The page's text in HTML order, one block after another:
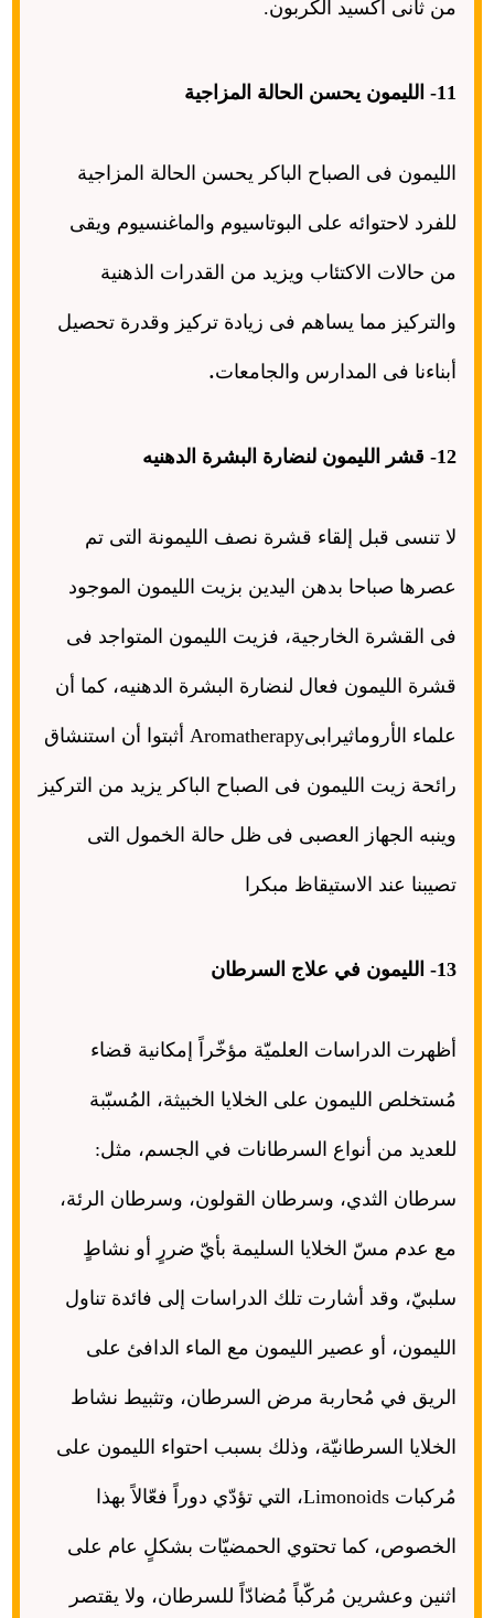
من ثانى أكسيد الكربون.
11- الليمون يحسن الحالة المزاجية
الليمون فى الصباح الباكر يحسن الحالة المزاجية
للفرد لاحتوائه على البوتاسيوم والماغنسيوم ويقى
من حالات الاكتئاب ويزيد من القدرات الذهنية
والتركيز مما يساهم فى زيادة تركيز وقدرة تحصيل
أبناءنا فى المدارس والجامعات.
12- قشر الليمون لنضارة البشرة الدهنيه
لا تنسى قبل إلقاء قشرة نصف الليمونة التى تم
عصرها صباحا بدهن اليدين بزيت الليمون الموجود
فى القشرة الخارجية، فزيت الليمون المتواجد فى
قشرة الليمون فعال لنضارة البشرة الدهنيه، كما أن
علماء الأروماثيرابىAromatherapy أثبتوا أن استنشاق
رائحة زيت الليمون فى الصباح الباكر يزيد من التركيز
وينبه الجهاز العصبى فى ظل حالة الخمول التى
تصيبنا عند الاستيقاظ مبكرا
13- الليمون في علاج السرطان
أظهرت الدراسات العلميّة مؤخّراً إمكانية قضاء
مُستخلص الليمون على الخلايا الخبيثة، المُسبّبة
للعديد من أنواع السرطانات في الجسم، مثل:
سرطان الثدي، وسرطان القولون، وسرطان الرئة،
مع عدم مسّ الخلايا السليمة بأيّ ضررٍ أو نشاطٍ
سلبيّ، وقد أشارت تلك الدراسات إلى فائدة تناول
الليمون، أو عصير الليمون مع الماء الدافئ على
الريق في مُحاربة مرض السرطان، وتثبيط نشاط
الخلايا السرطانيّة، وذلك بسبب احتواء الليمون على
مُركباتLimonoids، التي تؤدّي دوراً فعّالاً بهذا
الخصوص، كما تحتوي الحمضيّات بشكلٍ عام على
اثنين وعشرين مُركّباً مُضادّاً للسرطان، ولا يقتصر